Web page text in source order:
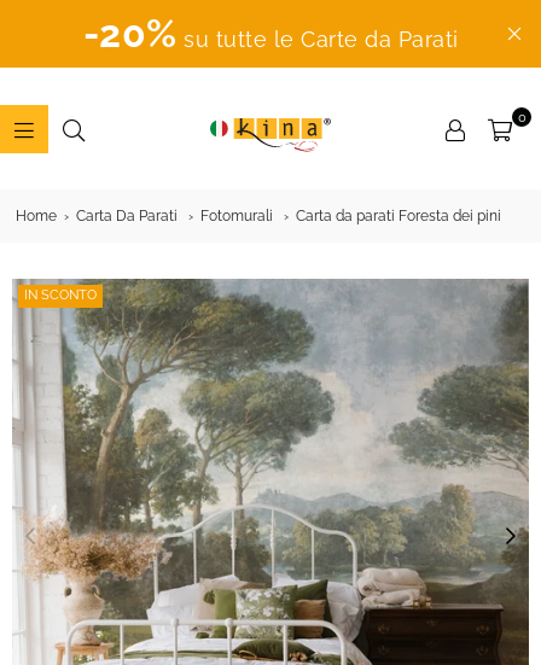
-20% su tutte le Carte da Parati
0
Home Carta Da Parati Fotomurali Carta da parati Foresta dei pini
IN SCONTO